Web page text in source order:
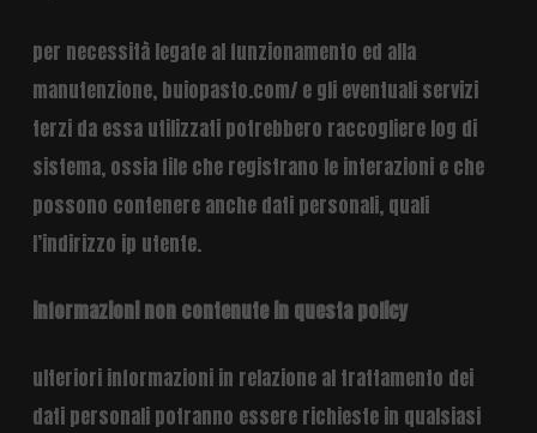
per necessità legate al funzionamento ed alla
manutenzione, buiopasto.com/ e gli eventuali servizi
terzi da essa utilizzati potrebbero raccogliere log di
sistema, ossia file che registrano le interazioni e che
possono contenere anche dati personali, quali
l’indirizzo ip utente.
informazioni non contenute in questa policy
ulteriori informazioni in relazione al trattamento dei
dati personali potranno essere richieste in qualsiasi